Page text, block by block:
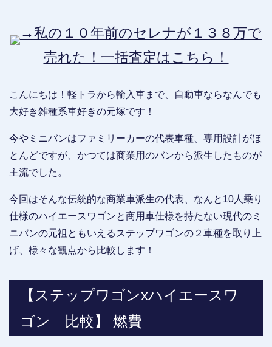
→私の１０年前のセレナが１３８万で
売れた！一括査定はこちら！
こんにちは！軽トラから輸入車まで、自動車ならなんでも
大好き雑種系車好きの元塚です！
今やミニバンはファミリーカーの代表車種、専用設計がほ
とんどですが、かつては商業用のバンから派生したものが
主流でした。
今回はそんな伝統的な商業車派生の代表、なんと10人乗り
仕様のハイエースワゴンと商用車仕様を持たない現代のミ
ニバンの元祖ともいえるステップワゴンの２車種を取り上
げ、様々な観点から比較します！
【ステップワゴンxハイエースワ
ゴン 比較】 燃費